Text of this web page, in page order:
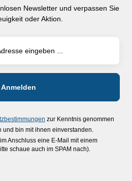
Newsletter und verpassen Sie
oder Aktion.
zur Kenntnis genommen
und bin mit ihnen einverstanden.
Anschluss eine E-Mail mit einem
schaue auch im SPAM nach).